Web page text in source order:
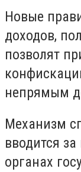
Новые
доходов,
позволят
непрямым
Механизм
вводится
органах